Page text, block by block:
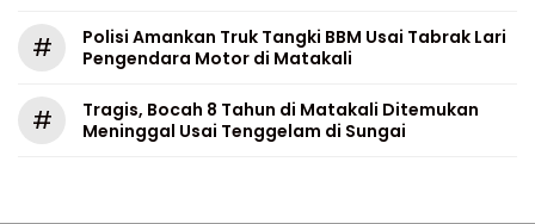
#
Polisi Amankan Truk Tangki BBM Usai Tabrak Lari
Pengendara Motor di Matakali
#
Tragis, Bocah 8 Tahun di Matakali Ditemukan
Meninggal Usai Tenggelam di Sungai